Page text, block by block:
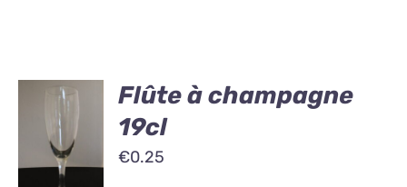
Flûte à champagne
19cl
€0.25